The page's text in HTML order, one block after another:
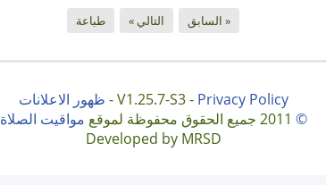
« السابق التالي » طباعة
V1.25.7-S3 - Privacy Policy
- ظهور الاعلانات
©
مواقيت الصلاة
Developed by MRSD